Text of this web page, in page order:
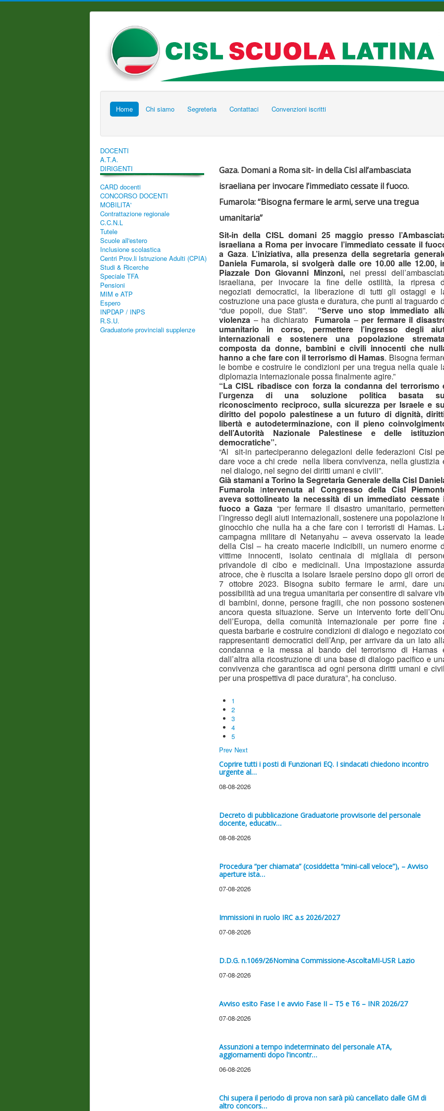
Home Chi siamo Segreteria Contattaci Convenzioni iscritti
DOCENTI
A.T.A.
DIRIGENTI
CARD docenti
CONCORSO DOCENTI
MOBILITA'
Contrattazione regionale
C.C.N.L
Tutele
Scuole all'estero
Inclusione scolastica
Centri Prov.li Istruzione Adulti (CPIA)
Studi & Ricerche
Speciale TFA
Pensioni
MIM e ATP
Espero
INPDAP / INPS
R.S.U.
Graduatorie provinciali supplenze
Gaza. Domani a Roma sit- in della Cisl all’ambasciata
israeliana per invocare l’immediato cessate il fuoco.
Fumarola: “Bisogna fermare le armi, serve una tregua
umanitaria”
Sit-in della CISL domani 25 maggio presso
israeliana a Roma per invocare l’immediato cessate il
a Gaza. L’iniziativa, alla presenza della segretaria
Daniela Fumarola, si svolgerà dalle ore 10.00 alle 12.00,
Piazzale Don Giovanni Minzoni, nei pressi
israeliana, per invocare la fine delle ostilità, la ripresa
negoziati democratici, la liberazione di tutti gli ostaggi e
costruzione una pace giusta e duratura, che punti al traguardo
“due popoli, due Stati”. “Serve uno stop immediato
violenza – ha dichiarato Fumarola – per fermare il
umanitario in corso, permettere l’ingresso degli
internazionali e sostenere una popolazione
composta da donne, bambini e civili innocenti che
hanno a che fare con il terrorismo di Hamas. Bisogna
le bombe e costruire le condizioni per una tregua nella quale
diplomazia internazionale possa finalmente agire.”
“La CISL ribadisce con forza la condanna del terrorismo
l’urgenza di una soluzione politica basata
riconoscimento reciproco, sulla sicurezza per Israele e
diritto del popolo palestinese a un futuro di dignità,
libertà e autodeterminazione, con il pieno
dell’Autorità Nazionale Palestinese e delle
democratiche”.
“Al sit-in parteciperanno delegazioni delle federazioni Cisl
dare voce a chi crede nella libera convivenza, nella giustizia
nel dialogo, nel segno dei diritti umani e civili”.
Già stamani a Torino laSegretaria Generale della Cisl
Fumarola intervenuta al Congresso della Cisl
aveva sottolineato la necessità di un immediato cessate
fuoco a Gaza “per fermare il disastro umanitario,
l’ingresso degli aiuti internazionali, sostenere una popolazione
ginocchio che nulla ha a che fare con i terroristi di Hamas.
campagna militare di Netanyahu – aveva osservato la
della Cisl – ha creato macerie indicibili, un numero enorme
vittime innocenti, isolato centinaia di migliaia di
privandole di cibo e medicinali. Una impostazione
atroce, che è riuscita a isolare Israele persino dopo gli orrori
7 ottobre 2023. Bisogna subito fermare le armi, dare
possibilità ad una tregua umanitaria per consentire di salvare
di bambini, donne, persone fragili, che non possono
ancora questa situazione. Serve un intervento forte
dell’Europa, della comunità internazionale per porre fine
questa barbarie e costruire condizioni di dialogo e negoziato
rappresentanti democratici dell’Anp, per arrivare da un lato
condanna e la messa al bando del terrorismo di Hamas
dall’altra alla ricostruzione di una base di dialogo pacifico e
convivenza che garantisca ad ogni persona diritti umani e
per una prospettiva di pace duratura”, ha concluso.
1
2
3
4
5
Prev Next
Coprire tutti i posti di Funzionari EQ. I sindacati chiedono incontro
urgente al…
08-08-2026
Decreto di pubblicazione Graduatorie provvisorie del personale
docente, educativ…
08-08-2026
Procedura “per chiamata” (cosiddetta “mini-call veloce”), – Avviso
aperture ista…
07-08-2026
Immissioni in ruolo IRC a.s 2026/2027
07-08-2026
D.D.G. n.1069/26Nomina Commissione-AscoltaMI-USR Lazio
07-08-2026
Avviso esito Fase I e avvio Fase II – T5 e T6 – INR 2026/27
07-08-2026
Assunzioni a tempo indeterminato del personale ATA,
aggiornamenti dopo l'incontr…
06-08-2026
Chi supera il periodo di prova non sarà più cancellato dalle GM di
altro concors…